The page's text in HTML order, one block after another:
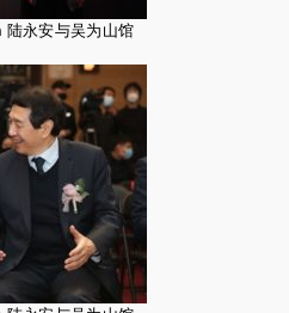
永安与吴为山馆